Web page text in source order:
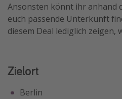
Silvesterreisen
Last Minute Urlaub Mallorca
Last Minute Urlaub
Ansonsten könnt ihr anhand
euch passende Unterkunft
diesem Deal lediglich zeigen,
Zielort
Berlin